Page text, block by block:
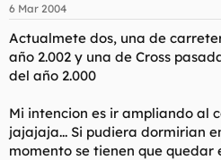
6 Mar 2004
Actualmete dos, una de
año 2.002 y una de Cross
del año 2.000
Mi intencion es ir ampliando al
jajajaja... Si pudiera dormirian
momento se tienen que quedar